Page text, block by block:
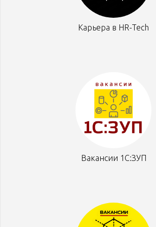
Карьера в HR-Tech
Вакансии 1С:ЗУП